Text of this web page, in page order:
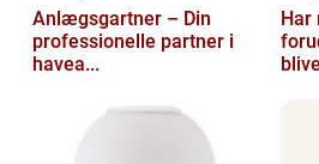
Anlægsgartner – Din
professionelle partner i
havea...
Har